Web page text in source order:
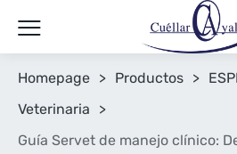
Homepage > Productos >
Veterinaria
>
Guía Servet de manejo clínico: